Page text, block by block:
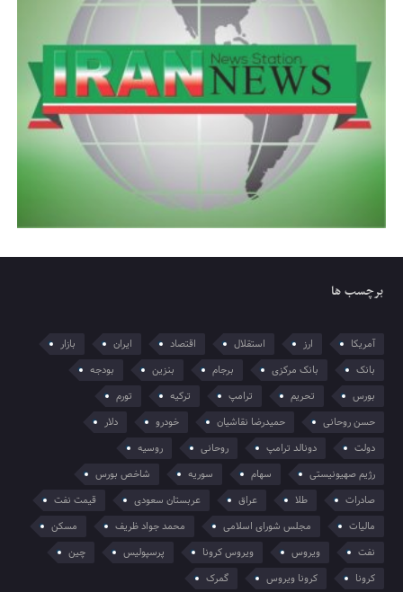
برچسب ها
آمریکا ارز استقلال اقتصاد ایران
بازار
بانک
بانک مرکزی برجام بنزین
بودجه
بورس
تحریم ترامپ ترکیه
تورم
حسن روحانی
حمیدرضا نقاشیان خودرو
دلار
دولت
دونالد ترامپ روحانی
روسیه
رژیم صهیونیستی
سهام سوریه
شاخص بورس
صادرات
طلا عراق عربستان سعودی
قیمت نفت
مالیات
مجلس شورای اسلامی محمد جواد ظریف
مسکن
نفت
ویروس ویروس کرونا پرسپولیس
چین
کرونا
کرونا ویروس گمرک